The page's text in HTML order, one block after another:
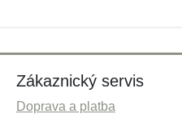
Zákaznický servis
Doprava a platba